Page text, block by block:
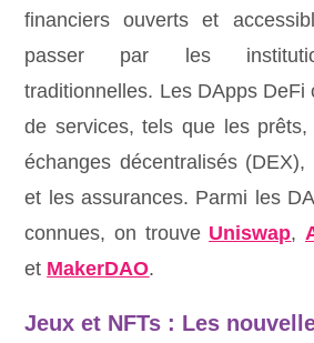
financiers ouverts et
passer par les
traditionnelles. Les DApps DeFi
de services, tels que les
échanges décentralisés (DEX),
et les assurances. Parmi les
connues, on trouve Uniswap,
et MakerDAO.
Jeux et NFTs : Les